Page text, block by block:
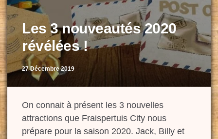
Les 3 nouveautés 2020
révélées !
27 Décembre 2019
On connait à présent les 3 nouvelles
attractions que Fraispertuis City nous
prépare pour la saison 2020. Jack, Billy et